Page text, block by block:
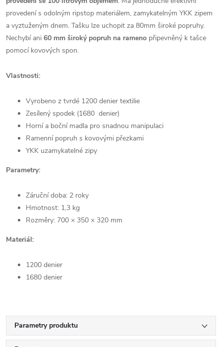
provedení s odolným ripstop materiálem, zamykatelným YKK zipem
a vyztuženým dnem. Tašku lze uchopit za 80mm široké popruhy.
Nechybí ani 60 mm široký popruh na rameno připevněný k tašce
pomocí kovových spon.
Vlastnosti:
Vyrobeno z tvrdé 1200 denier textilie
Zesílený spodek (1680 denier)
Horní a boční madla pro snadnou manipulaci
Ramenní popruh s kovovými přezkami
YKK uzamykatelné zipy
Parametry:
Záruční doba: 2 roky
Hmotnost: 1,3 kg
Rozměry: 700 × 350 × 320 mm
Materiál:
1200 denier
1680 denier
Parametry produktu